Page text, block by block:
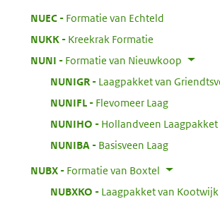
NUEC:
Formatie van Echteld
NUKK:
Kreekrak Formatie
NUNI
Formatie van Nieuwkoop
NUNIGR:
Laagpakket van
NUNIFL
Flevomeer Laag
NUNIHO
Hollandveen Laagpakket
NUNIBA
Basisveen Laag
NUBX:
Formatie van Boxtel
NUBXKO
Laagpakket van Kootwijk